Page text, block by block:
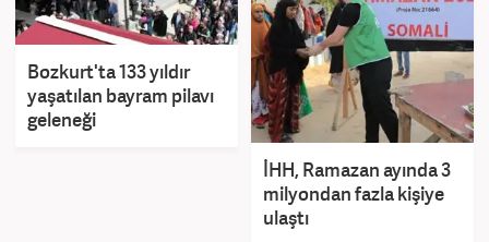
Bozkurt'ta 133 yıldır
yaşatılan bayram pilavı
geleneği
İHH, Ramazan ayında 3
milyondan fazla kişiye
ulaştı